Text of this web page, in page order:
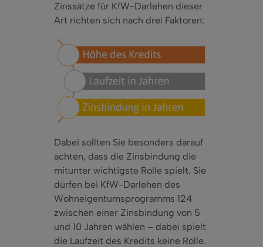
Zinssätze für KfW-Darlehen dieser
Art richten sich nach drei Faktoren:
Dabei sollten Sie besonders darauf
achten, dass die Zinsbindung die
mitunter wichtigste Rolle spielt. Sie
dürfen bei KfW-Darlehen des
Wohneigentumsprogramms 124
zwischen einer Zinsbindung von 5
und 10 Jahren wählen – dabei spielt
die Laufzeit des Kredits keine Rolle.